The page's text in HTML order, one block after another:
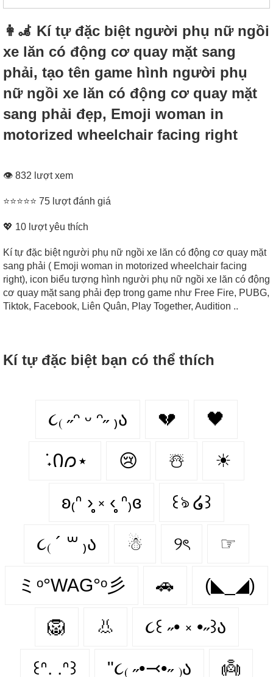
👩‍🦼‍ Kí tự đặc biệt người phụ nữ ngồi
xe lăn có động cơ quay mặt sang
phải, tạo tên game hình người phụ
nữ ngồi xe lăn có động cơ quay mặt
sang phải đẹp, Emoji woman in
motorized wheelchair facing right
👁 832 lượt xem
⭐⭐⭐⭐⭐ 75 lượt đánh giá
💖 10 lượt yêu thích
Kí tự đặc biệt người phụ nữ ngồi xe lăn có động cơ quay mặt
sang phải ( Emoji woman in motorized wheelchair facing
right), icon biểu tượng hình người phụ nữ ngồi xe lăn có động
cơ quay mặt sang phải đẹp trong game như Free Fire, PUBG,
Tiktok, Facebook, Liên Quân, Play Together, Audition ..
Kí tự đặc biệt bạn có thể thích
૮₍ ˶ᵔ ᵕ ᵔ˶ ₎ა 💔 🖤
݁ ˖Ი𐑼⋆ 😢 ☃️ ☀
ʚ₍ᐢ ›̥̥̥ ༝ ‹̥̥̥ ᐢ₎ɞ ꒰ঌ ໒꒱
૮₍ ´ ꒳ ₎ა ☃ ୨ৎ ☞
ミᵒ°WAG°ᵒ彡 🚗 (◣_◢)
🦁 👃 ૮꒰ ˶• ༝ •˶꒱ა
꒰ᐢ. .ᐢ꒱ "૮₍ ˶•⤙•˶ ₎ა 👼